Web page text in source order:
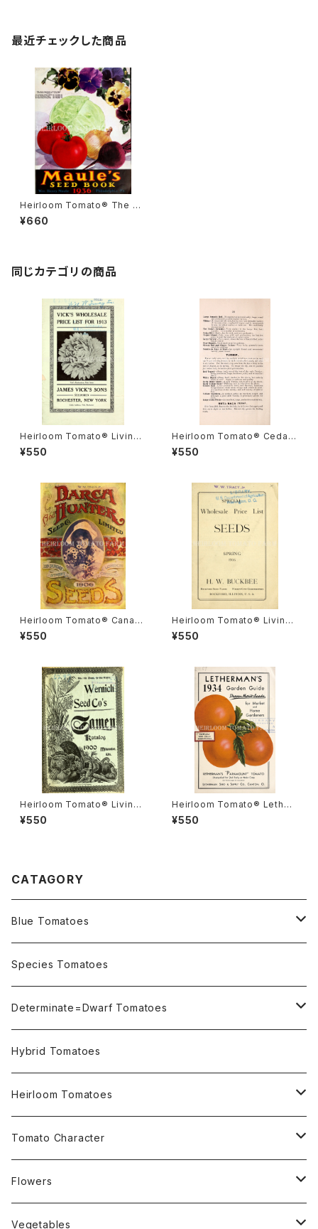
最近チェックした商品
Heirloom Tomato® The Ne
w Rutgers エアルーム・トマト・
ザ・ニュー・ラトガーズ
¥660
同じカテゴリの商品
Heirloom Tomato® Livings
ton's Crimson Globe エアル
ーム・トマト・リビングストンズ・
¥550
Heirloom Tomato® Cedar
Hill エアルーム・トマト・セダー・
ヒル
¥550
Heirloom Tomato® Canad
a Pride エアルーム・トマト・カ
ナダ・プライド
¥550
Heirloom Tomato® Livings
ton's Crimson Cushion エア
ルーム・トマト・リビングストン
¥550
Heirloom Tomato® Livings
ton's Boufommenheir エア
ルーム・トマト・リビングストン
¥550
Heirloom Tomato® Lether
mans' Paramount エアルー
ム・トマト・レサーマンズ・パラマ
¥550
CATAGORY
Blue Tomatoes
OSU INDIGO Series
Not OSU Blue Tomatoes
Species Tomatoes
Determinate=Dwarf Tomatoes
Micro Determinate 10cm~30cm
Small Determinate 30cm~50cm
Medium Determinate 50~100cm
Large Determinate 100~150cm
Semi Indeterminate ~150cm
Hybrid Tomatoes
Heirloom Tomatoes
Amber Heirloom Tomatoes
Bi-Color Heirloom Tomatoes
Black Heirloom Tomatoes
Tomato Character
Culinary Uses
For Canning
Disease Resistance
Flowers
Nasturtium・ナスターチウム
Vegetables